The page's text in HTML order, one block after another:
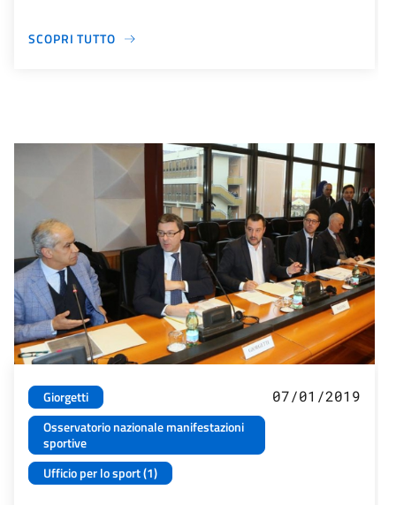
SCOPRI TUTTO
Giorgetti
Osservatorio nazionale manifestazioni
sportive
Ufficio per lo sport (1)
07/01/2019